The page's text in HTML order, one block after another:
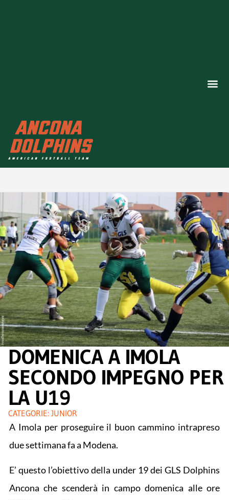
DOMENICA A IMOLA
SECONDO IMPEGNO PER
LA U19
CATEGORIE: JUNIOR
A Imola per proseguire il buon cammino intrapreso
due settimana fa a Modena.
E’ questo l’obiettivo della under 19 dei GLS Dolphins
Ancona che scenderà in campo domenica alle ore